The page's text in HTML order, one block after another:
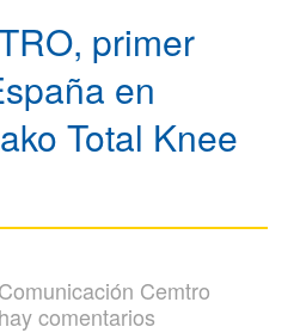
primer
en
Total Knee
Comunicación Cemtro
comentarios